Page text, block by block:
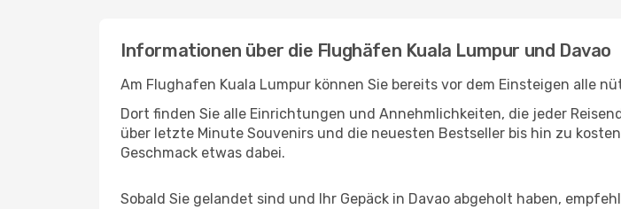
Informationen über die Flughäfen Kuala Lumpur und Davao
Am Flughafen Kuala Lumpur können Sie bereits vor dem Einsteigen alle
Dort finden Sie alle Einrichtungen und Annehmlichkeiten, die jeder
über letzte Minute Souvenirs und die neuesten Bestseller bis hin zu
Geschmack etwas dabei.
Sobald Sie gelandet sind und Ihr Gepäck in Davao abgeholt haben,